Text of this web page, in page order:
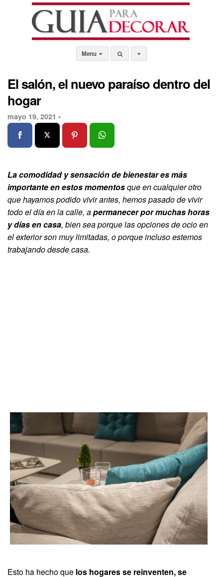
Menu
El salón, el nuevo paraíso dentro del
hogar
mayo 19, 2021 •
La comodidad y sensación de bienestar es más
importante en estos momentosque en cualquier otro
que hayamos podido vivir antes, hemos pasado de vivir
todo el día en la calle, apermanecer por muchas horas
y días en casa, bien sea porque las opciones de ocio en
el exterior son muy limitadas, o porque incluso estemos
trabajando desde casa.
Esto ha hecho que los hogares se reinventen, se